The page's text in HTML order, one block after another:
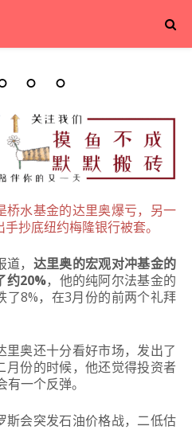
。。
桥水基金的达里奥爆亏，另一
抄底纽约梅隆银行被套。
， 达里奥的宏观对冲基金的
约20%，他的纯阿尔法基金的
了8%，在3月份的前两个礼拜
奥还十分看好市场，发出了
月份的时候，他还觉得投资者
一个反弹。
斯会突发石油价格战，二低估